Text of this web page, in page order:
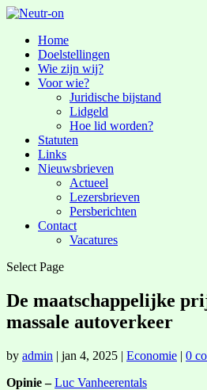
Home
Doelstellingen
Wie zijn wij?
Voor wie?
Juridische bijstand
Lidgeld
Hoe lid worden?
Statuten
Links
Nieuwsbrieven
Actueel
Lezersbrieven
Persberichten
Contact
Vacatures
Select Page
De maatschappelijke
massale autoverkeer
by admin | jan 4, 2025 | Economie | 0
Opinie –Luc Vanheerentals